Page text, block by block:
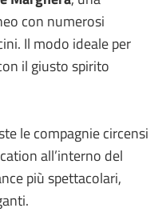
con numerosi
Il modo ideale per
il giusto spirito
le compagnie circensi
all’interno del
più spettacolari,